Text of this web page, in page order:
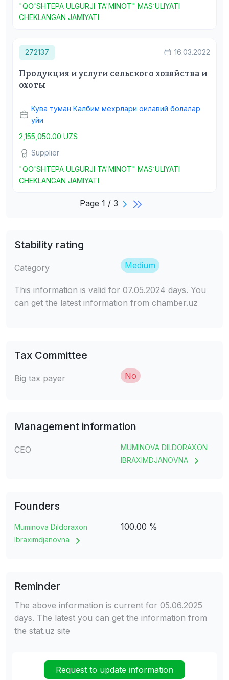
"QO'SHTEPA ULGURJI TA'MINOT" MAS‘ULIYATI
CHEKLANGAN JAMIYATI
272137 16.03.2022
Продукция и услуги сельского хозяйства и
охоты
Кува туман Калбим мехрлари оилавий болалар
уйи
2,155,050.00 UZS
Supplier
"QO'SHTEPA ULGURJI TA'MINOT" MAS‘ULIYATI
CHEKLANGAN JAMIYATI
Page 1 / 3
Stability rating
Category Medium
This information is valid for 07.05.2024 days. You
can get the latest information from chamber.uz
Tax Committee
Big tax payer No
Management information
CEO
MUMINOVA DILDORAXON
IBRAXIMDJANOVNA
Founders
Muminova Dildoraxon
Ibraximdjanovna
100.00 %
Reminder
The above information is current for 05.06.2025
days. The latest you can get the information from
the stat.uz site
Request to update information